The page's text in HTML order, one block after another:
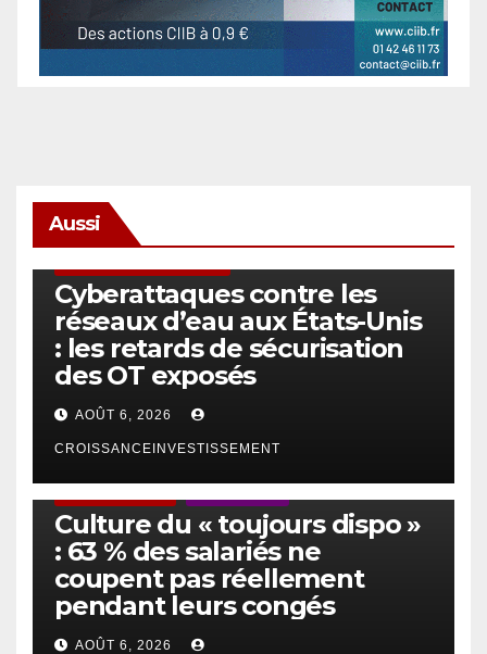
Aussi
Cyberattaques contre les
réseaux d’eau aux États-Unis
: les retards de sécurisation
des OT exposés
AOÛT 6, 2026
CROISSANCEINVESTISSEMENT
Culture du « toujours dispo »
: 63 % des salariés ne
coupent pas réellement
pendant leurs congés
AOÛT 6, 2026